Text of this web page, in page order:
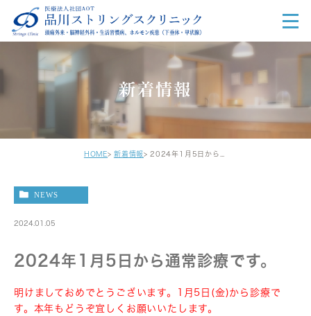
新着情報
HOME 新着情報
NEWS
2024.01.05
2024年1月5日から通常診療です。
明けましておめでとうございます。1月5日(金)から診療で
す。本年もどうぞ宜しくお願いいたします。